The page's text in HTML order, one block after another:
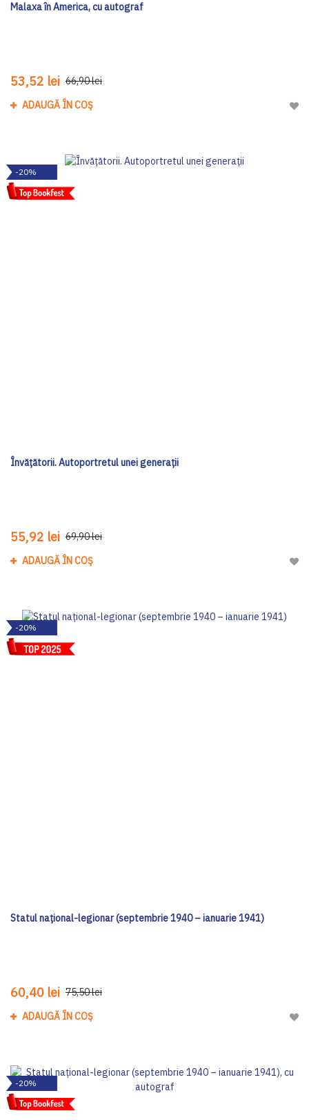
Malaxa în America, cu autograf
53,52 lei 66,90 lei
ADAUGĂ ÎN COȘ
-20%
Învățătorii. Autoportretul unei generații
55,92 lei 69,90 lei
ADAUGĂ ÎN COȘ
-20%
Statul național-legionar (septembrie 1940 – ianuarie 1941)
60,40 lei 75,50 lei
ADAUGĂ ÎN COȘ
-20%